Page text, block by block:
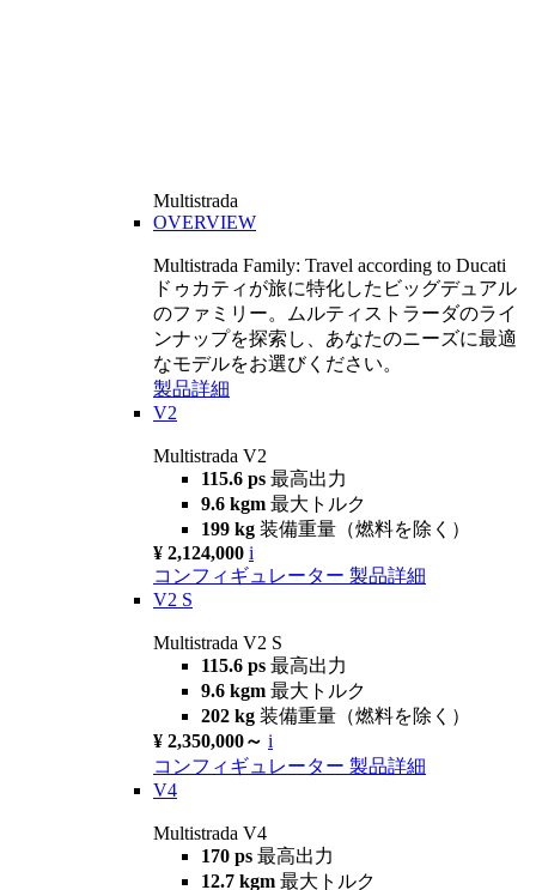
Multistrada
OVERVIEW
Multistrada Family: Travel according to Ducati
ドゥカティが旅に特化したビッグデュアル
のファミリー。ムルティストラーダのライ
ンナップを探索し、あなたのニーズに最適
なモデルをお選びください。
製品詳細
V2
Multistrada V2
115.6 ps 最高出力
9.6 kgm 最大トルク
199 kg 装備重量（燃料を除く）
¥ 2,124,000 i
コンフィギュレーター 製品詳細
V2 S
Multistrada V2 S
115.6 ps 最高出力
9.6 kgm 最大トルク
202 kg 装備重量（燃料を除く）
¥ 2,350,000～ i
コンフィギュレーター 製品詳細
V4
Multistrada V4
170 ps 最高出力
12.7 kgm 最大トルク